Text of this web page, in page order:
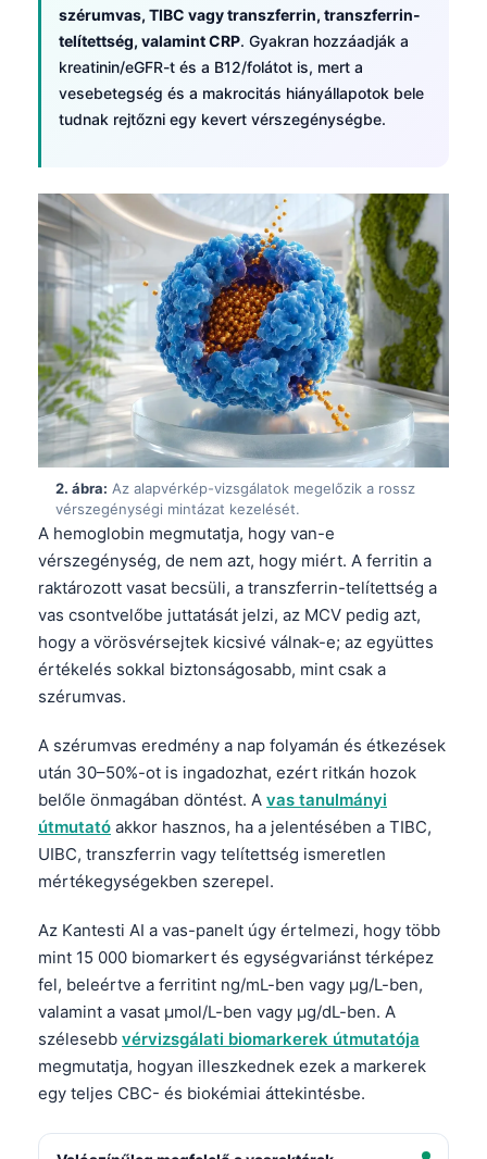
szérumvas, TIBC vagy transzferrin, transzferrin-
telítettség, valamint CRP. Gyakran hozzáadják a
kreatinin/eGFR-t és a B12/folátot is, mert a
vesebetegség és a makrocitás hiányállapotok bele
tudnak rejtőzni egy kevert vérszegénységbe.
2. ábra: Az alapvérkép-vizsgálatok megelőzik a rossz
vérszegénységi mintázat kezelését.
A hemoglobin megmutatja, hogy van-e
vérszegénység, de nem azt, hogy miért. A ferritin a
raktározott vasat becsüli, a transzferrin-telítettség a
vas csontvelőbe juttatását jelzi, az MCV pedig azt,
hogy a vörösvérsejtek kicsivé válnak-e; az együttes
értékelés sokkal biztonságosabb, mint csak a
szérumvas.
A szérumvas eredmény a nap folyamán és étkezések
után 30–50%-ot is ingadozhat, ezért ritkán hozok
belőle önmagában döntést. A vas tanulmányi
útmutató akkor hasznos, ha a jelentésében a TIBC,
UIBC, transzferrin vagy telítettség ismeretlen
mértékegységekben szerepel.
Az Kantesti AI a vas-panelt úgy értelmezi, hogy több
mint 15 000 biomarkert és egységvariánst térképez
fel, beleértve a ferritint ng/mL-ben vagy µg/L-ben,
valamint a vasat µmol/L-ben vagy µg/dL-ben. A
szélesebb vérvizsgálati biomarkerek útmutatója
megmutatja, hogyan illeszkednek ezek a markerek
egy teljes CBC- és biokémiai áttekintésbe.